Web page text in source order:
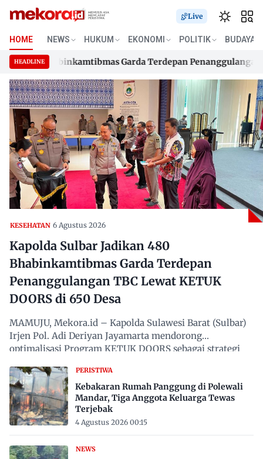
Skip
content
Live
HOME NEWS HUKUM EKONOMI POLITIK BUDAYA
HEADLINE
Bhabinkamtibmas Garda Terdepan Penanggulangan TBC
Bhabinkamtibmas Garda Terdepan Penanggulangan TBC
KESEHATAN 6 Agustus 2026
Kapolda Sulbar Jadikan 480
Bhabinkamtibmas Garda Terdepan
Penanggulangan TBC Lewat KETUK
DOORS di 650 Desa
MAMUJU, Mekora.id – Kapolda Sulawesi Barat (Sulbar)
Irjen Pol. Adi Deriyan Jayamarta mendorong
optimalisasi Program KETUK DOORS sebagai strategi
PERISTIWA
Kebakaran Rumah Panggung di Polewali
Mandar, Tiga Anggota Keluarga Tewas
Terjebak
4 Agustus 2026 00:15
NEWS